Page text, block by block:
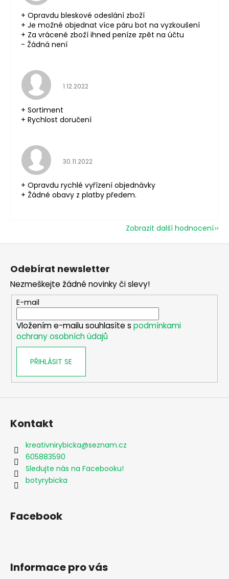
+ Opravdu bleskové odeslání zboží
+ Je možné objednat více páru bot na vyzkoušení
+ Za vrácené zboží ihned peníze zpět na účtu
- Žádná není
Hodnocení obchodu je 5 z 5 hvězdiček.
1.12.2022
+ Sortiment
+ Rychlost doručení
Hodnocení obchodu je 5 z 5 hvězdiček.
30.11.2022
+ Opravdu rychlé vyřízení objednávky
+ Žádné obavy z platby předem.
Zobrazit další hodnocení
Odebírat newsletter
Nezmeškejte žádné novinky či slevy!
E-mail
Vložením e-mailu souhlasíte s podmínkami
ochrany osobních údajů
PŘIHLÁSIT SE
Kontakt
kreativnirybicka@seznam.cz
605883590
Sledujte nás na Facebooku!
botyrybicka
Facebook
Informace pro vás